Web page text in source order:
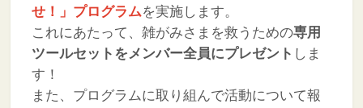
せ！」プログラムを実施します。
これにあたって、雑がみさまを救うための専用
ツールセットをメンバー全員にプレゼント しま
す！
また、プログラムに取り組んで活動について報